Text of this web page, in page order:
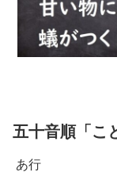
五十音順「こ
あ行